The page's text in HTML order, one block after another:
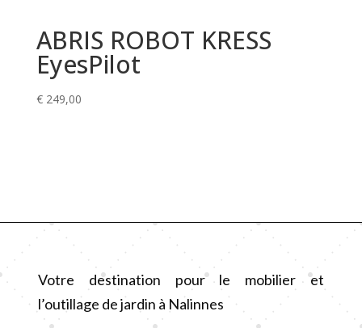
ABRIS ROBOT KRESS
EyesPilot
€249,00
Votre destination pour le mobilier et
l’outillage de jardin à Nalinnes